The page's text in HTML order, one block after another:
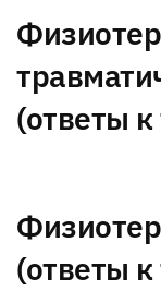
(ответы к
(ответы к